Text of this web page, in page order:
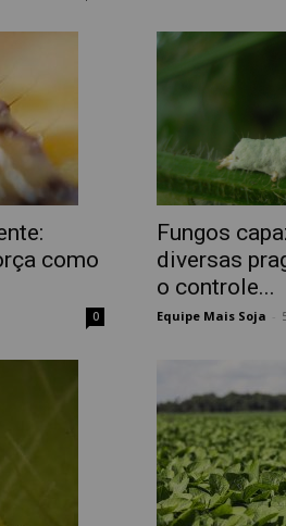
como
0
Fungos
diversas
o controle...
Equipe Mais Soja